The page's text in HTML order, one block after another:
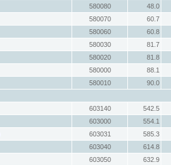
580080
48.0
580070
60.7
580060
60.8
580030
81.7
580020
81.8
580000
88.1
580010
90.0
603140
542.5
603000
554.1
603031
585.3
603040
614.8
603050
632.9